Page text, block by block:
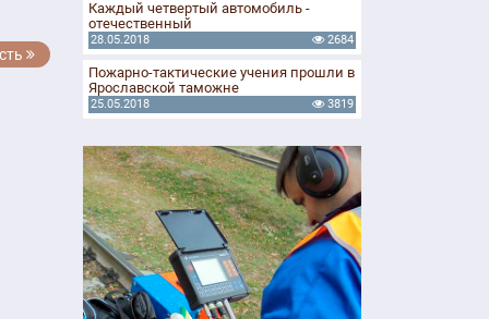
Каждый четвертый автомобиль -
отечественный
28.05.2018 2684
Пожарно-тактические учения прошли в
Ярославской таможне
25.05.2018 3819